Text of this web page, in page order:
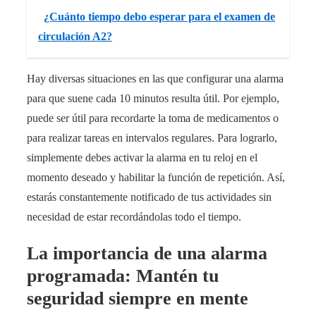
¿Cuánto tiempo debo esperar para el examen de
circulación A2?
Hay diversas situaciones en las que configurar una alarma
para que suene cada 10 minutos resulta útil. Por ejemplo,
puede ser útil para recordarte la toma de medicamentos o
para realizar tareas en intervalos regulares. Para lograrlo,
simplemente debes activar la alarma en tu reloj en el
momento deseado y habilitar la función de repetición. Así,
estarás constantemente notificado de tus actividades sin
necesidad de estar recordándolas todo el tiempo.
La importancia de una alarma
programada: Mantén tu
seguridad siempre en mente